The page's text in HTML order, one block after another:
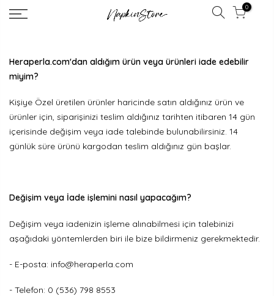
0
Heraperla.com'dan aldığım ürün veya ürünleri iade edebilir
miyim?
Kişiye Özel üretilen ürünler haricinde satın aldığınız ürün ve
ürünler için, siparişinizi teslim aldığınız tarihten itibaren 14 gün
içerisinde değişim veya iade talebinde bulunabilirsiniz. 14
günlük süre ürünü kargodan teslim aldığınız gün başlar.
Değişim veya İade işlemini nasıl yapacağım?
Değişim veya iadenizin işleme alınabilmesi için talebinizi
aşağıdaki yöntemlerden biri ile bize bildirmeniz gerekmektedir.
- E-posta: info@heraperla.com
- Telefon: 0 (536) 798 8553